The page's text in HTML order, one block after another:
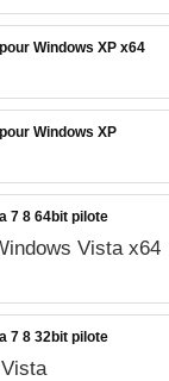
Windows XP x64
Windows XP
7 8 64bit pilote
Vista x64
7 8 32bit pilote